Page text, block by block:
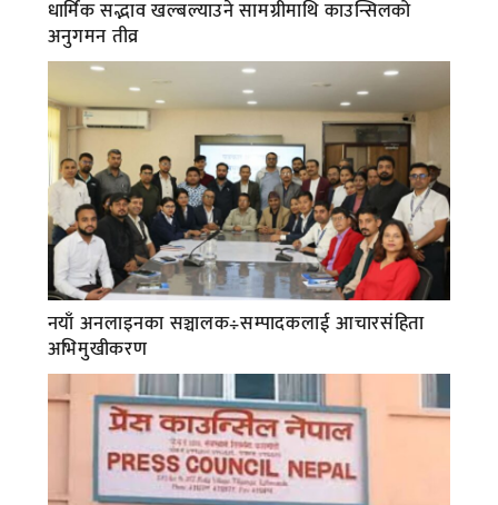
धार्मिक सद्भाव खल्बल्याउने सामग्रीमाथि काउन्सिलको
अनुगमन तीव्र
नयाँ अनलाइनका सञ्चालक÷सम्पादकलाई आचारसंहिता
अभिमुखीकरण